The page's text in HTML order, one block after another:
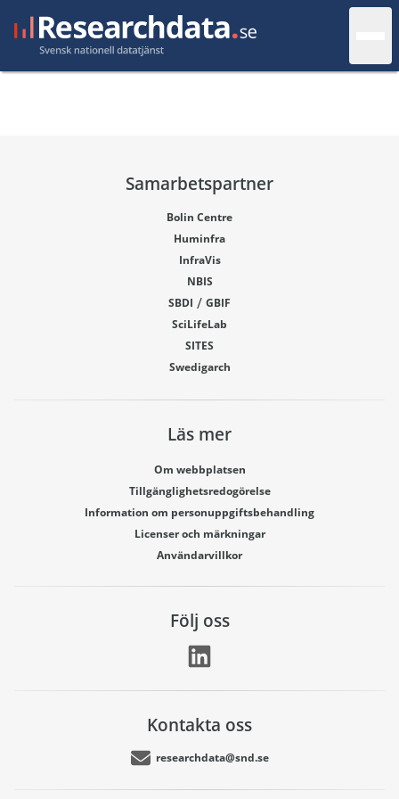
Samarbetspartner
Bolin Centre
Huminfra
InfraVis
NBIS
SBDI / GBIF
SciLifeLab
SITES
Swedigarch
Läs mer
Om webbplatsen
Tillgänglighetsredogörelse
Information om personuppgiftsbehandling
Licenser och märkningar
Användarvillkor
Följ oss
Kontakta oss
researchdata@snd.se